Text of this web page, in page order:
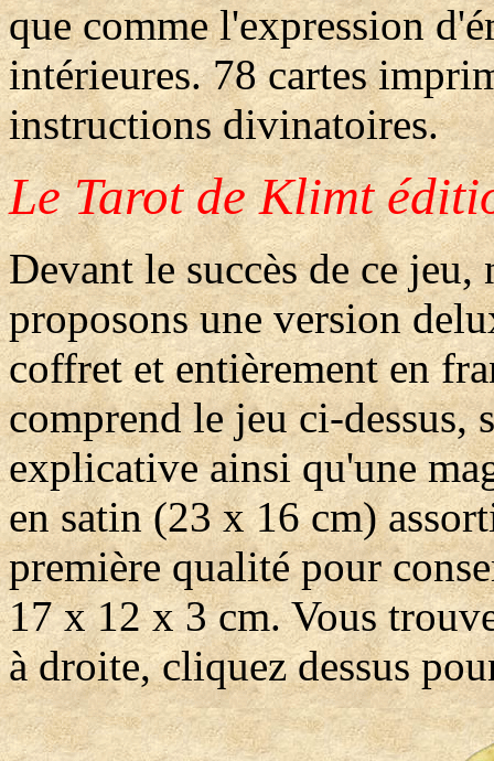
que comme l'expression
intérieures. 78 cartes
instructions divinatoires.
Le Tarot de Klimt
Devant le succès de ce jeu,
proposons une version
coffret et entièrement en
comprend le jeu ci-dessus,
explicative ainsi qu'une
en satin (23 x 16 cm)
première qualité pour
17 x 12 x 3 cm. Vous
à droite, cliquez dessus